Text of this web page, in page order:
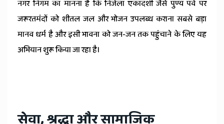
नगर निगम का मानना है कि निर्जला एकादशी जैसे पुण्य पर्व पर
जरूरतमंदों को शीतल जल और भोजन उपलब्ध कराना सबसे बड़ा
मानव धर्म है और इसी भावना को जन-जन तक पहुंचाने के लिए यह
अभियान शुरू किया जा रहा है।